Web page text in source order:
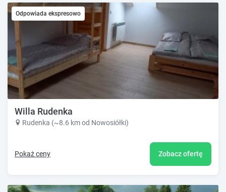
Odpowiada ekspresowo
Willa Rudenka
Rudenka (~8.6 km od Nowosiółki)
Pokaż ceny Zobacz ofertę